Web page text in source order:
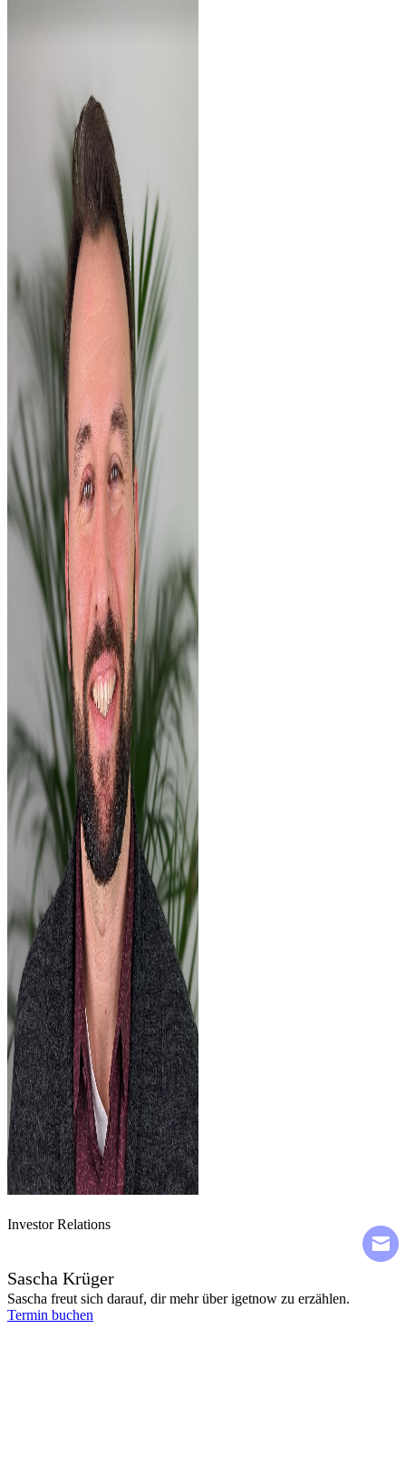
Investor Relations
Sascha Krüger
Sascha freut sich darauf, dir mehr über igetnow zu erzählen.
Termin buchen